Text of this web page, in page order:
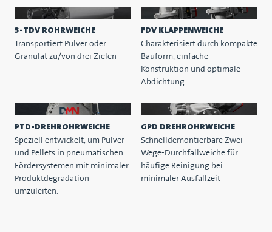
3-TDV ROHRWEICHE
Transportiert Pulver oder
Granulat zu/von drei Zielen
FDV KLAPPENWEICHE
Charakterisiert durch kompakte
Bauform, einfache
Konstruktion und optimale
Abdichtung
PTD-DREHROHRWEICHE
Speziell entwickelt, um Pulver
und Pellets in pneumatischen
Fördersystemen mit minimaler
Produktdegradation
umzuleiten.
GPD DREHROHRWEICHE
Schnelldemontierbare Zwei-
Wege-Durchfallweiche für
häufige Reinigung bei
minimaler Ausfallzeit